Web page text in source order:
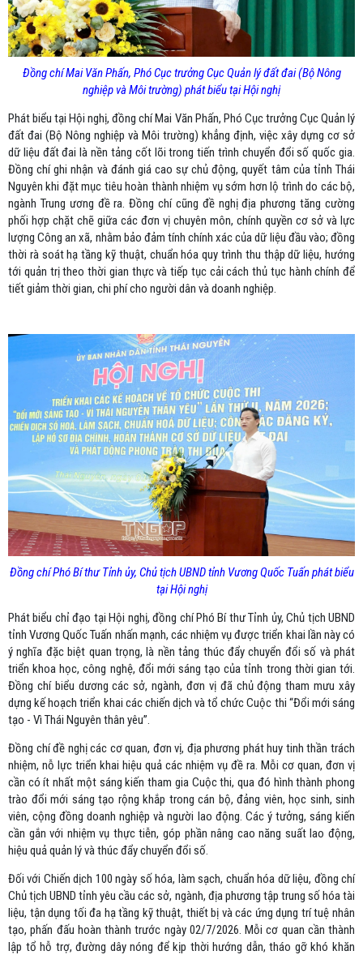
Đồng chí Mai Văn Phấn, Phó Cục trưởng Cục Quản lý đất đai (Bộ Nông
nghiệp và Môi trường) phát biểu tại Hội nghị
Phát biểu tại Hội nghị, đồng chí Mai Văn Phấn, Phó Cục trưởng Cục Quản lý
đất đai (Bộ Nông nghiệp và Môi trường) khẳng định, việc xây dựng cơ sở
dữ liệu đất đai là nền tảng cốt lõi trong tiến trình chuyển đổi số quốc gia.
Đồng chí ghi nhận và đánh giá cao sự chủ động, quyết tâm của tỉnh Thái
Nguyên khi đặt mục tiêu hoàn thành nhiệm vụ sớm hơn lộ trình do các bộ,
ngành Trung ương đề ra. Đồng chí cũng đề nghị địa phương tăng cường
phối hợp chặt chẽ giữa các đơn vị chuyên môn, chính quyền cơ sở và lực
lượng Công an xã, nhằm bảo đảm tính chính xác của dữ liệu đầu vào; đồng
thời rà soát hạ tầng kỹ thuật, chuẩn hóa quy trình thu thập dữ liệu, hướng
tới quản trị theo thời gian thực và tiếp tục cải cách thủ tục hành chính để
tiết giảm thời gian, chi phí cho người dân và doanh nghiệp.
Đồng chí Phó Bí thư Tỉnh ủy, Chủ tịch UBND tỉnh Vương Quốc Tuấn phát biểu
tại Hội nghị
Phát biểu chỉ đạo tại Hội nghị, đồng chí Phó Bí thư Tỉnh ủy, Chủ tịch UBND
tỉnh Vương Quốc Tuấn nhấn mạnh, các nhiệm vụ được triển khai lần này có
ý nghĩa đặc biệt quan trọng, là nền tảng thúc đẩy chuyển đổi số và phát
triển khoa học, công nghệ, đổi mới sáng tạo của tỉnh trong thời gian tới.
Đồng chí biểu dương các sở, ngành, đơn vị đã chủ động tham mưu xây
dựng kế hoạch triển khai các chiến dịch và tổ chức Cuộc thi “Đổi mới sáng
tạo - Vì Thái Nguyên thân yêu”.
Đồng chí đề nghị các cơ quan, đơn vị, địa phương phát huy tinh thần trách
nhiệm, nỗ lực triển khai hiệu quả các nhiệm vụ đề ra. Mỗi cơ quan, đơn vị
cần có ít nhất một sáng kiến tham gia Cuộc thi, qua đó hình thành phong
trào đổi mới sáng tạo rộng khắp trong cán bộ, đảng viên, học sinh, sinh
viên, cộng đồng doanh nghiệp và người lao động. Các ý tưởng, sáng kiến
cần gắn với nhiệm vụ thực tiễn, góp phần nâng cao năng suất lao động,
hiệu quả quản lý và thúc đẩy chuyển đổi số.
Đối với Chiến dịch 100 ngày số hóa, làm sạch, chuẩn hóa dữ liệu, đồng chí
Chủ tịch UBND tỉnh yêu cầu các sở, ngành, địa phương tập trung số hóa tài
liệu, tận dụng tối đa hạ tầng kỹ thuật, thiết bị và các ứng dụng trí tuệ nhân
tạo, phấn đấu hoàn thành trước ngày 02/7/2026. Mỗi cơ quan cần thành
lập tổ hỗ trợ, đường dây nóng để kịp thời hướng dẫn, tháo gỡ khó khăn